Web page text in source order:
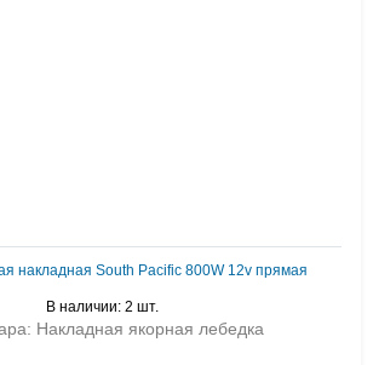
накладная South Pacific 800W 12v прямая
В наличии: 2 шт.
Накладная якорная лебедка